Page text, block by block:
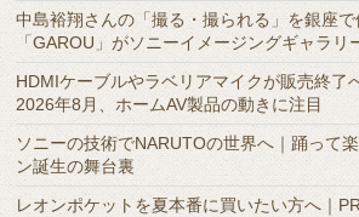
中島裕翔さんの「撮る・撮られる」を銀座
「GAROU」がソニーイメージングギャラリ
HDMIケーブルやラベリアマイクが販売終了
2026年8月、ホームAV製品の動きに注目
ソニーの技術でNARUTOの世界へ｜踊って
ン誕生の舞台裏
レオンポケットを夏本番に買いたい方へ｜